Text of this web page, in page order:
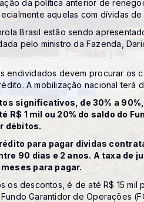
da política anterior de
aquelas com dívidas de
Brasil estão sendo
pelo ministro da Fazenda,
endividados devem procurar os
A mobilização nacional terá
significativos, de 30% a
R$ 1 mil ou 20% do saldo do
débitos.
para pagar dívidas
90 dias e 2 anos. A taxa de
para pagar.
os descontos, é de até R$ 15 mil
Garantidor de Operações